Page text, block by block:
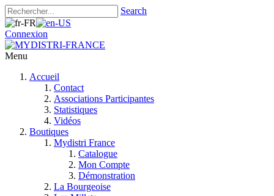
Search
Connexion
Menu
Accueil
Contact
Associations Participantes
Statistiques
Vidéos
Boutiques
Mydistri France
Catalogue
Mon Compte
Démonstration
La Bourgeoise